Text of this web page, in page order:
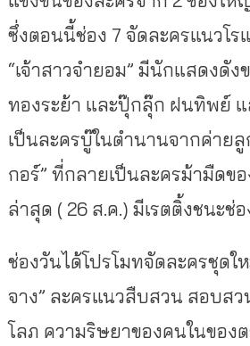
ซึ่งตอนนี้ช่อง 7 จัดละครแนวโร
“เจ้าสาวจำยอม” มีนักแสดงดัง
ทองระย้า และปุ๊กลุ๊ก ฝนทิพย์
เป็นละครบู๊ในตำนานจากค่ายลู
กอร์” ที่กลายเป็นละครม้ามืดข
ล่าสุด ( 26 ส.ค.) มีเรตติ้งชนะช่
ช่องวันได้โปรโมทจัดละครชุดใ
จาง” ละครแนวสืบสวน สอบสว
โลภ ความริษยาของคนในของ